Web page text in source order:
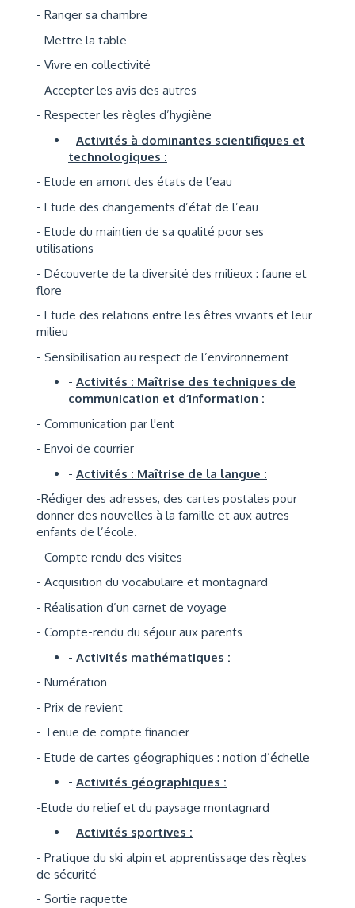
- Ranger sa chambre
- Mettre la table
- Vivre en collectivité
- Accepter les avis des autres
- Respecter les règles d’hygiène
- Activités à dominantes scientifiques et
technologiques :
- Etude en amont des états de l’eau
- Etude des changements d’état de l’eau
- Etude du maintien de sa qualité pour ses
utilisations
- Découverte de la diversité des milieux : faune et
flore
- Etude des relations entre les êtres vivants et leur
milieu
- Sensibilisation au respect de l’environnement
- Activités : Maîtrise des techniques de
communication et d’information :
- Communication par l'ent
- Envoi de courrier
- Activités : Maîtrise de la langue :
-Rédiger des adresses, des cartes postales pour
donner des nouvelles à la famille et aux autres
enfants de l’école.
- Compte rendu des visites
- Acquisition du vocabulaire et montagnard
- Réalisation d’un carnet de voyage
- Compte-rendu du séjour aux parents
- Activités mathématiques :
- Numération
- Prix de revient
- Tenue de compte financier
- Etude de cartes géographiques : notion d’échelle
- Activités géographiques :
-Etude du relief et du paysage montagnard
- Activités sportives :
- Pratique du ski alpin et apprentissage des règles
de sécurité
- Sortie raquette